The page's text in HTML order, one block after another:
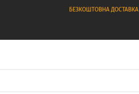
БЕЗКОШТОВНА ДОСТАВКА